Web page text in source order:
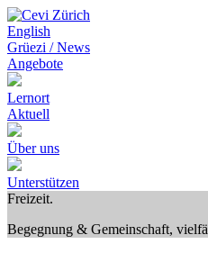
English
Grüezi / News
Angebote
Lernort
Aktuell
Über uns
Unterstützen
Freizeit.
Begegnung & Gemeinschaft,